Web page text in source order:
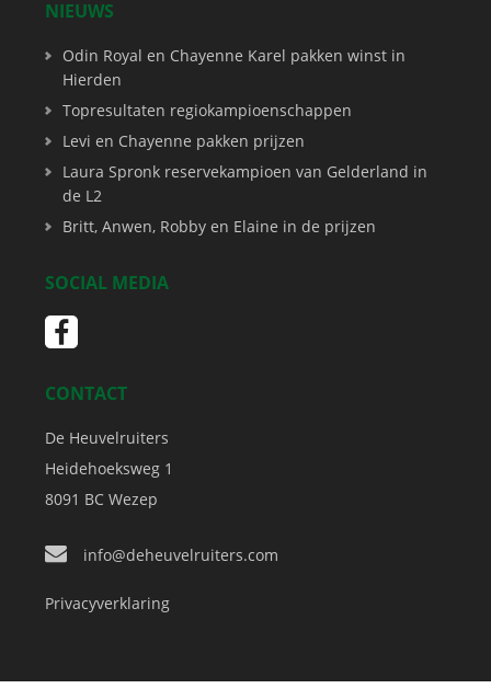
NIEUWS
Odin Royal en Chayenne Karel pakken winst in
Hierden
Topresultaten regiokampioenschappen
Levi en Chayenne pakken prijzen
Laura Spronk reservekampioen van Gelderland in
de L2
Britt, Anwen, Robby en Elaine in de prijzen
SOCIAL MEDIA
CONTACT
De Heuvelruiters
Heidehoeksweg 1
8091 BC Wezep
info@deheuvelruiters.com
Privacyverklaring